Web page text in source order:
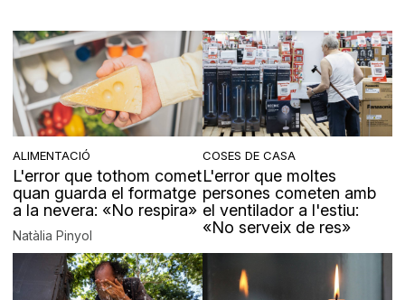
ALIMENTACIÓ
L'error que tothom comet
quan guarda el formatge
a la nevera: «No respira»
Natàlia Pinyol
COSES DE CASA
L'error que moltes
persones cometen amb
el ventilador a l'estiu:
«No serveix de res»